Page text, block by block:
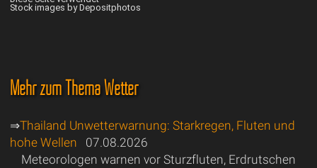
Stock images by Depositphotos
Mehr zum Thema Wetter
⇒Thailand Unwetterwarnung: Starkregen, Fluten und
hohe Wellen 07.08.2026
Meteorologen warnen vor Sturzfluten, Erdrutschen